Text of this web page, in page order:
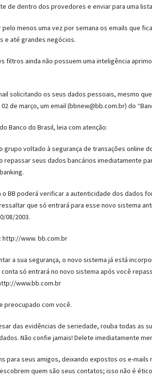
de dentro dos provedores e enviar para uma
menos uma vez por semana os emails que
e até grandes negócios.
filtros ainda não possuem uma inteligência
solicitando os seus dados pessoais, mesmo
de março, um email (bbnew@bb.com.br) do
Banco do Brasil, leia com atenção:
grupo voltado à segurança de transações online
repassar seus dados bancários imediatamente
o BB poderá verificar a autenticidade dos dados
que só entrará para esse novo sistema
08/2003.
http://www. bb.com.br
a sua segurança, o novo sistema já está
só entrará no novo sistema após você
www.bb.com.br
preocupado com você.
das evidências de seriedade, rouba todas as
Não confie jamais! Delete imediatamente
para seus amigos, deixando expostos os e-mails
quem são seus contatos; isso não é